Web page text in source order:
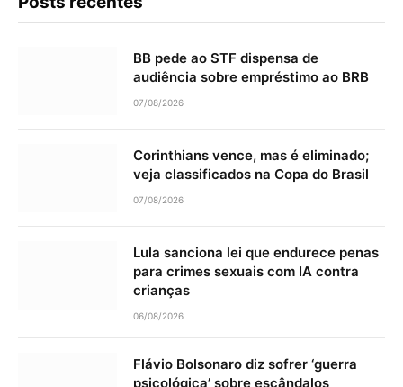
BB pede ao STF dispensa de
audiência sobre empréstimo ao BRB
07/08/2026
Corinthians vence, mas é eliminado;
veja classificados na Copa do Brasil
07/08/2026
Lula sanciona lei que endurece penas
para crimes sexuais com IA contra
crianças
06/08/2026
Flávio Bolsonaro diz sofrer ‘guerra
psicológica’ sobre escândalos